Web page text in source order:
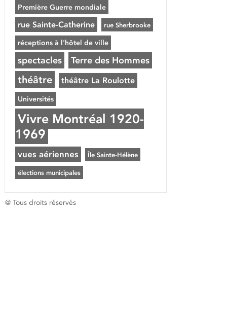
Première Guerre mondiale
rue Sainte-Catherine rue Sherbrooke
réceptions à l'hôtel de ville
spectacles Terre des Hommes
théâtre théâtre La Roulotte
Universités
Vivre Montréal 1920-
1969
vues aériennes Île Sainte-Hélène
élections municipales
@ Tous droits réservés